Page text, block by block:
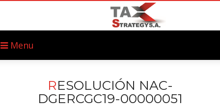
Menu
RESOLUCIÓN NAC-
DGERCGC19-00000051